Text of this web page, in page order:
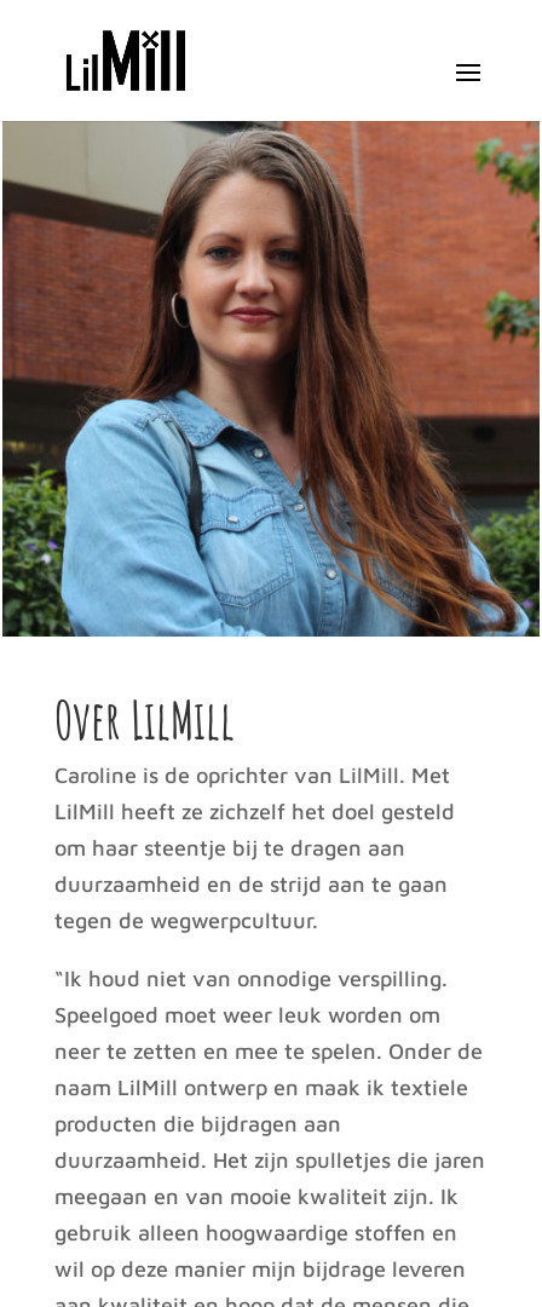
Over LilMill
Caroline is de oprichter van LilMill. Met
LilMill heeft ze zichzelf het doel gesteld
om haar steentje bij te dragen aan
duurzaamheid en de strijd aan te gaan
tegen de wegwerpcultuur.
“Ik houd niet van onnodige verspilling.
Speelgoed moet weer leuk worden om
neer te zetten en mee te spelen. Onder de
naam LilMill ontwerp en maak ik textiele
producten die bijdragen aan
duurzaamheid. Het zijn spulletjes die jaren
meegaan en van mooie kwaliteit zijn. Ik
gebruik alleen hoogwaardige stoffen en
wil op deze manier mijn bijdrage leveren